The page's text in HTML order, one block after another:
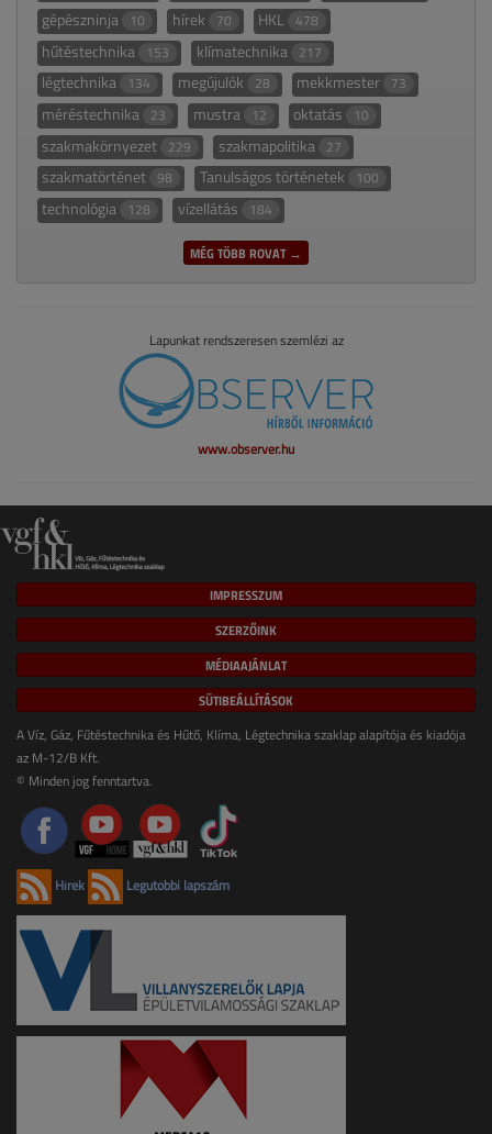
gépészninja 10 hírek 70 HKL 478
hűtéstechnika 153 klímatechnika 217
légtechnika 134 megújulók 28 mekkmester 73
méréstechnika 23 mustra 12 oktatás 10
szakmakörnyezet 229 szakmapolitika 27
szakmatörténet 98 Tanulságos történetek 100
technológia 128 vízellátás 184
MÉG TÖBB ROVAT →
Lapunkat rendszeresen szemlézi az
www.observer.hu
IMPRESSZUM
SZERZŐINK
MÉDIAAJÁNLAT
SÜTIBEÁLLÍTÁSOK
A Víz, Gáz, Fűtéstechnika és Hűtő, Klíma, Légtechnika szaklap alapítója és kiadója
az M-12/B Kft.
© Minden jog fenntartva.
Hírek Legutóbbi lapszám